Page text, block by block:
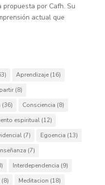
por Cafh. Su
actual que
Aprendizaje(16)
(8)
(36) Consciencia (8)
espiritual(12)
(7) Egoencia (13)
(7)
Interdependencia (9)
(8) Meditacion (18)